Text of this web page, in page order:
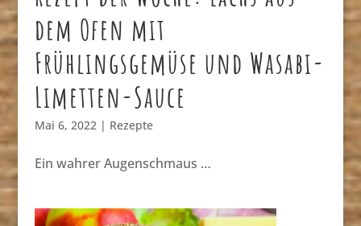
dem Ofen mit
Frühlingsgemüse und Wasabi-
Limetten-Sauce
Mai 6, 2022| Rezepte
Ein wahrer Augenschmaus …